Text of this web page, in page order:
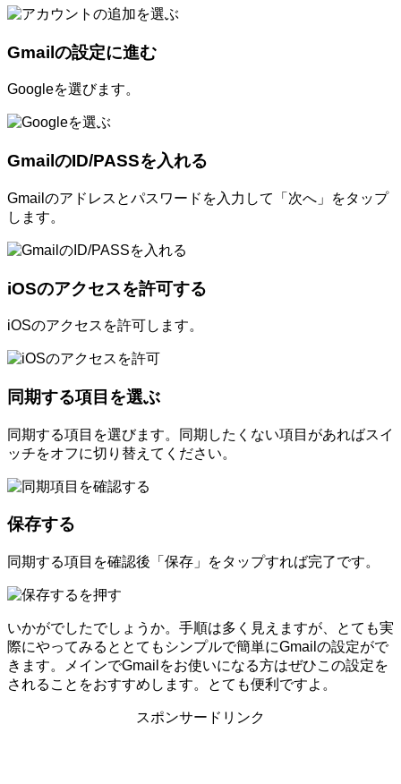
Gmailの設定に進む
Googleを選びます。
GmailのID/PASSを入れる
Gmailのアドレスとパスワードを入力して「次へ」をタップ
します。
iOSのアクセスを許可する
iOSのアクセスを許可します。
同期する項目を選ぶ
同期する項目を選びます。同期したくない項目があればスイ
ッチをオフに切り替えてください。
保存する
同期する項目を確認後「保存」をタップすれば完了です。
いかがでしたでしょうか。手順は多く見えますが、とても実
際にやってみるととてもシンプルで簡単にGmailの設定がで
きます。メインでGmailをお使いになる方はぜひこの設定を
されることをおすすめします。とても便利ですよ。
スポンサードリンク